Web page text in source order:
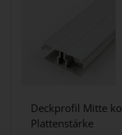
Deckprofil Mitte
Plattenstärke